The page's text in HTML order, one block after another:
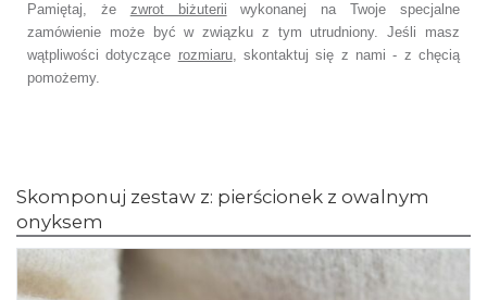
Pamiętaj, że zwrot biżuterii wykonanej na Twoje specjalne
zamówienie może być w związku z tym utrudniony. Jeśli masz
wątpliwości dotyczące rozmiaru,skontaktuj się z nami - z chęcią
pomożemy.
Skomponuj zestaw z: pierścionek z owalnym
onyksem